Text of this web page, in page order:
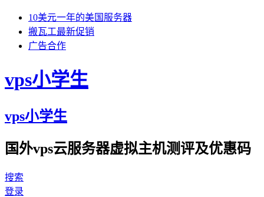
10美元一年的美国服务器
搬瓦工最新促销
广告合作
vps小学生
vps小学生
国外vps云服务器虚拟主机测评及优惠码
搜索
登录